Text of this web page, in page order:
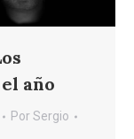
año
PorSergio